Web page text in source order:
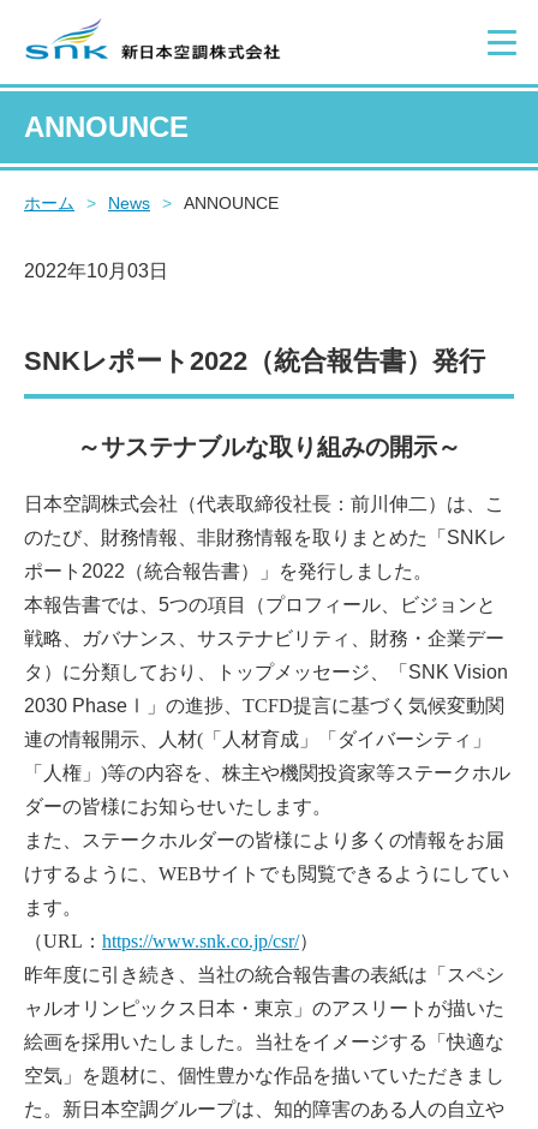
ANNOUNCE
ホーム > News > ANNOUNCE
2022年10月03日
SNKレポート2022（統合報告書）発行
～サステナブルな取り組みの開示～
日本空調株式会社（代表取締役社長：前川伸二）は、こ
のたび、財務情報、非財務情報を取りまとめた「SNKレ
ポート2022（統合報告書）」を発行しました。
本報告書では、5つの項目（プロフィール、ビジョンと
戦略、ガバナンス、サステナビリティ、財務・企業デー
タ）に分類しており、トップメッセージ、「SNK Vision
2030 Phase Ⅰ」の進捗、TCFD提言に基づく気候変動関
連の情報開示、人材(「人材育成」「ダイバーシティ」
「人権」)等の内容を、株主や機関投資家等ステークホル
ダーの皆様にお知らせいたします。
また、ステークホルダーの皆様により多くの情報をお届
けするように、WEBサイトでも閲覧できるようにしてい
ます。
（URL： https://www.snk.co.jp/csr/）
昨年度に引き続き、当社の統合報告書の表紙は「スペシ
ャルオリンピックス日本・東京」のアスリートが描いた
絵画を採用いたしました。当社をイメージする「快適な
空気」を題材に、個性豊かな作品を描いていただきまし
た。新日本空調グループは、知的障害のある人の自立や